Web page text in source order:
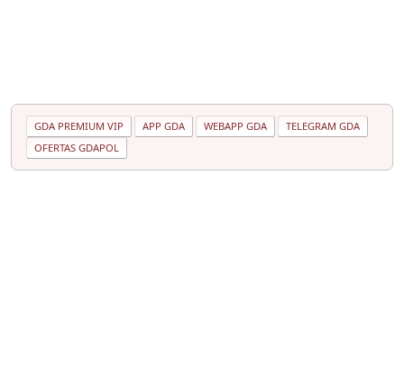
GDA PREMIUM VIP APP GDA WEBAPP GDA
TELEGRAM GDA
OFERTAS GDAPOL